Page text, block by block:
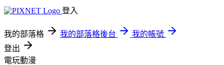
登入
我的部落格 我的部落格後台
我的帳號
登出
電玩動漫